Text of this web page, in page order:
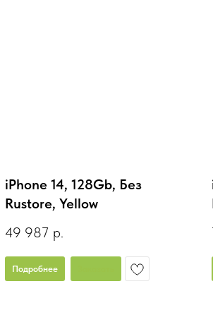
iPhone 14, 128Gb, Без
Rustore, Yellow
49 987 р.
Подробнее